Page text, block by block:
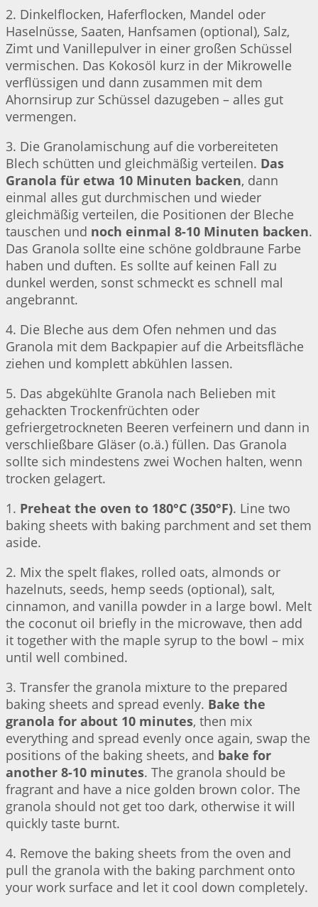
2. Dinkelflocken, Haferflocken, Mandel oder
Haselnüsse, Saaten, Hanfsamen (optional), Salz,
Zimt und Vanillepulver in einer großen Schüssel
vermischen. Das Kokosöl kurz in der Mikrowelle
verflüssigen und dann zusammen mit dem
Ahornsirup zur Schüssel dazugeben – alles gut
vermengen.
3. Die Granolamischung auf die vorbereiteten
Blech schütten und gleichmäßig verteilen. Das
Granola für etwa 10 Minuten backen, dann
einmal alles gut durchmischen und wieder
gleichmäßig verteilen, die Positionen der Bleche
tauschen und noch einmal 8-10 Minuten backen.
Das Granola sollte eine schöne goldbraune Farbe
haben und duften. Es sollte auf keinen Fall zu
dunkel werden, sonst schmeckt es schnell mal
angebrannt.
4. Die Bleche aus dem Ofen nehmen und das
Granola mit dem Backpapier auf die Arbeitsfläche
ziehen und komplett abkühlen lassen.
5. Das abgekühlte Granola nach Belieben mit
gehackten Trockenfrüchten oder
gefriergetrockneten Beeren verfeinern und dann in
verschließbare Gläser (o.ä.) füllen. Das Granola
sollte sich mindestens zwei Wochen halten, wenn
trocken gelagert.
1. Preheat the oven to 180°C (350°F). Line two
baking sheets with baking parchment and set them
aside.
2. Mix the spelt flakes, rolled oats, almonds or
hazelnuts, seeds, hemp seeds (optional), salt,
cinnamon, and vanilla powder in a large bowl. Melt
the coconut oil briefly in the microwave, then add
it together with the maple syrup to the bowl – mix
until well combined.
3. Transfer the granola mixture to the prepared
baking sheets and spread evenly. Bake the
granola for about 10 minutes, then mix
everything and spread evenly once again, swap the
positions of the baking sheets, and bake for
another 8-10 minutes. The granola should be
fragrant and have a nice golden brown color. The
granola should not get too dark, otherwise it will
quickly taste burnt.
4. Remove the baking sheets from the oven and
pull the granola with the baking parchment onto
your work surface and let it cool down completely.